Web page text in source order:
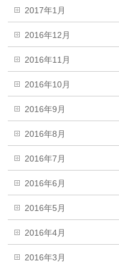
2017年1月
2016年12月
2016年11月
2016年10月
2016年9月
2016年8月
2016年7月
2016年6月
2016年5月
2016年4月
2016年3月